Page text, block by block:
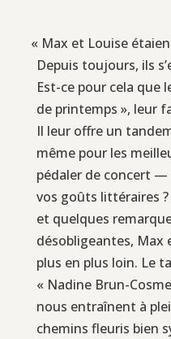
« Max et Louise
Depuis toujours, ils
Est-ce pour cela que
de printemps », leur
Il leur offre un
même pour les
pédaler de concert —
vos goûts littéraires
et quelques
désobligeantes, Max
plus en plus loin. Le
« Nadine Brun-
nous entraînent à
chemins fleuris bien